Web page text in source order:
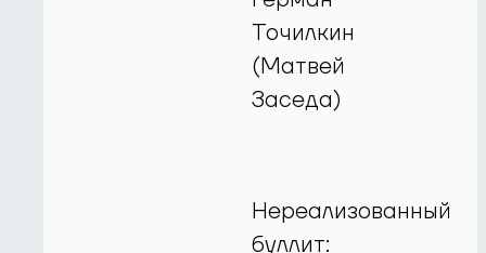
Точилкин
(Матвей
Заседа)
Нереализованный
буллит: